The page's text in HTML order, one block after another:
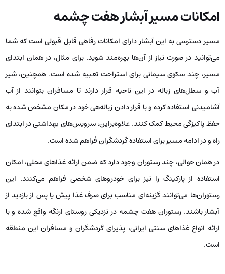
امکانات مسیر آبشار هفت چشمه
مسیر دسترسی به این آبشار دارای امکانات رفاهی قابل قبولی است که شما
می‌توانید در صورت نیاز از آن‌ها بهره‌مند شوید. برای مثال، در همان ابتدای
مسیر، چند سکوی سیمانی برای استراحت تعبیه شده است. همچنین، شیر
آب و سطل‌های زباله در این ناحیه قرار دارند تا مسافران بتوانند از آب
آشامیدنی استفاده کرده و با قرار دادن زباله‌هی خود در مکان مشخص شده به
حفظ پاکیزگی محیط کمک کنند. علاوه‌براین، سرویس‌های بهداشتی در ابتدای
راه و در ادامه مسیر برای استفاده گردشگران فراهم شده است.
در همان حوالی، چند رستوران وجود دارد که ضمن ارائه غذاهای محلی، امکان
استفاده از پارکینگ را نیز برای خودروهای شخصی فراهم می‌کنند. این
رستوران‌ها می‌توانند گزینه‌ای مناسب برای صرف غذا پیش یا پس از بازدید از
آبشار باشند. رستوران هفت چشمه در نزدیکی روستای ارنگه واقع شده و با
ارائه انواع غذاهای سنتی ایرانی، پذیرای گردشگران و مسافران این منطقه
است.